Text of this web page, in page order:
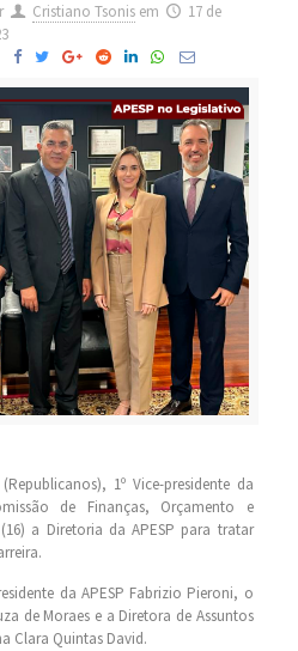
Cristiano Tsonis em
17 de
1º Vice-presidente da
de Finanças, Orçamento e
a Diretoria da APESP para tratar
da APESP Fabrizio Pieroni, o
de Moraes e a Diretora de Assuntos
Clara Quintas David.